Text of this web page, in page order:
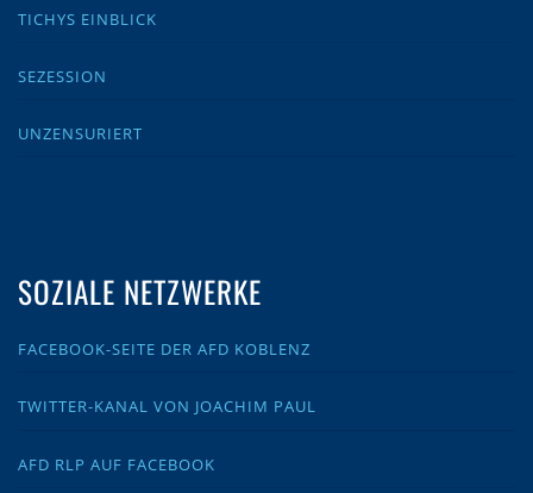
TICHYS EINBLICK
SEZESSION
UNZENSURIERT
SOZIALE NETZWERKE
FACEBOOK-SEITE DER AFD KOBLENZ
TWITTER-KANAL VON JOACHIM PAUL
AFD RLP AUF FACEBOOK